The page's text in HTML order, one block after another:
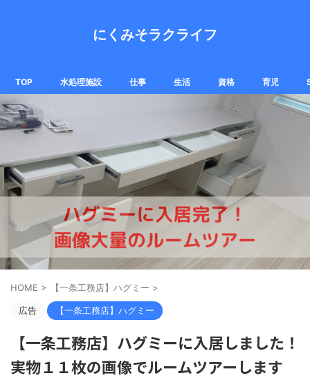
にくみそラクライフ
TOP 水処理施設 仕事 生活 資格 育児
HOME > 【一条工務店】ハグミー >
広告 【一条工務店】ハグミー
【一条工務店】ハグミーに入居しました！
実物１１枚の画像でルームツアーします